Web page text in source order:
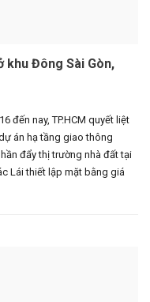
khu Đông Sài Gòn,
đến nay, TP.HCM quyết liệt
án hạ tầng giao thông
đẩy thị trường nhà đất tại
Lái thiết lập mặt bằng giá